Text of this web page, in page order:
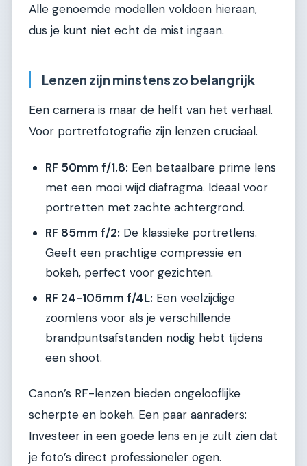
Alle genoemde modellen voldoen hieraan,
dus je kunt niet echt de mist ingaan.
Lenzen zijn minstens zo belangrijk
Een camera is maar de helft van het verhaal.
Voor portretfotografie zijn lenzen cruciaal.
RF 50mm f/1.8: Een betaalbare prime lens
met een mooi wijd diafragma. Ideaal voor
portretten met zachte achtergrond.
RF 85mm f/2: De klassieke portretlens.
Geeft een prachtige compressie en
bokeh, perfect voor gezichten.
RF 24-105mm f/4L: Een veelzijdige
zoomlens voor als je verschillende
brandpuntsafstanden nodig hebt tijdens
een shoot.
Canon’s RF-lenzen bieden ongelooflijke
scherpte en bokeh. Een paar aanraders:
Investeer in een goede lens en je zult zien dat
je foto’s direct professioneler ogen.